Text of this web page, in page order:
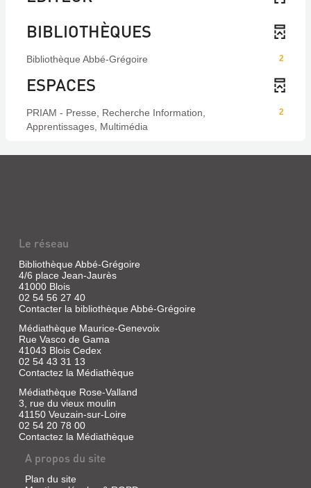
BIBLIOTHÈQUES
2
Bibliothèque Abbé-Grégoire
ESPACES
2
PRIAM - Presse, Recherche Information,
Apprentissages, Multimédia
Le réseau
Bibliothèque Abbé-Grégoire
4/6 place Jean-Jaurès
41000 Blois
02 54 56 27 40
Contacter la bibliothèque Abbé-Grégoire
Médiathèque Maurice-Genevoix
Rue Vasco de Gama
41043 Blois Cedex
02 54 43 31 13
Contactez la Médiathèque
Médiathèque Rose-Valland
3, rue du vieux moulin
41150 Veuzain-sur-Loire
02 54 20 78 00
Contactez la Médiathèque
A propos du site
Plan du site